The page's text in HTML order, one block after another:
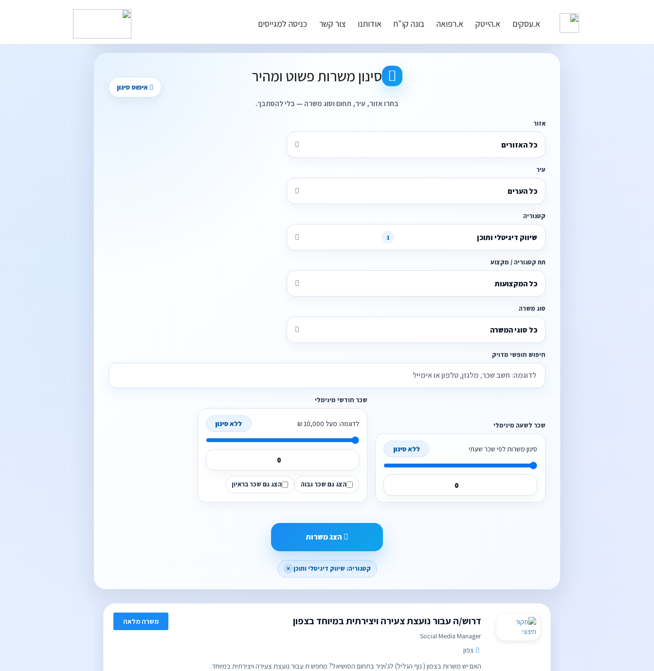
א.עסקים א.הייטק א.רפואה בונה קו"ח אודותנו צור קשר כניסה למגייסים
תוצאות חיפוש משרות עבור - קטגוריות: שיווק דיגיטלי ותוכן
סינון משרות פשוט ומהיר
בחרו אזור, עיר, תחום וסוג משרה — בלי להסתבך.
איפוס סינון
אזור
כל האזורים
עיר
כל הערים
קטגוריה
שיווק דיגיטלי ותוכן 1
תת קטגוריה / מקצוע
כל המקצועות
סוג משרה
כל סוגי המשרה
חיפוש חופשי מדויק
שכר לשעה מינימלי
סינון משרות לפי שכר שעתי ללא סינון
שכר חודשי מינימלי
לדוגמה: מעל 10,000 ₪ ללא סינון
הצג גם שכר גבוה הצג גם שכר בראיון
הצג משרות
קטגוריה: שיווק דיגיטלי ותוכן ×
משרה מלאה דרוש/ה עבור נועצת צעירה ויצירתית במיוחד בצפון
Social Media Manager
צפון
האם יש משרות בצפון ( נוף הגליל) לג'ויניר בתחום הסושיאל? מחפש ת עבור נועצת צעירה ויצירתית במיוחד.